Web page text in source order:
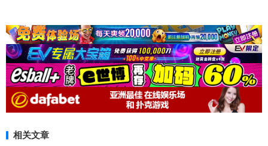
相关文章